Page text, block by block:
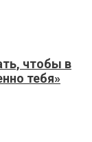
чтобы в
тебя»